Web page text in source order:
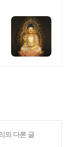
의 다른 글